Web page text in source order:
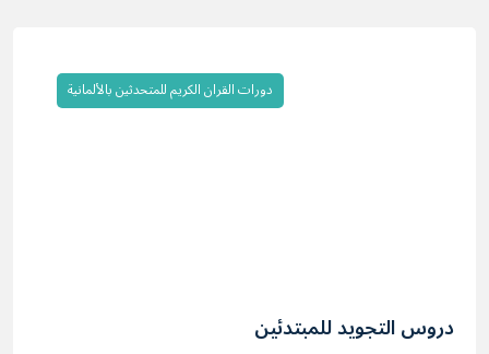
دورات القران الكريم للمتحدثين بالألمانية
دروس التجويد للمبتدئين